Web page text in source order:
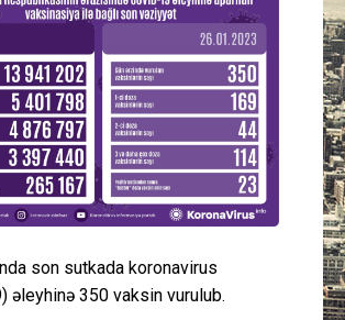
Mədəniyyət
Müsahibə
İdman
Layihə
Gündəm
son sutkada koronavirus
əleyhinə 350 vaksin vurulub.